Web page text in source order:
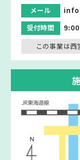
メール
受付時間
この事業は西